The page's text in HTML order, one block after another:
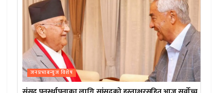
जनप्रभाबन्युज विशेष